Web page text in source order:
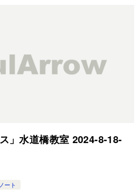
」水道橋教室 2024-8-18-
ート